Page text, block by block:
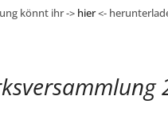
könnt ihr -> hier<-